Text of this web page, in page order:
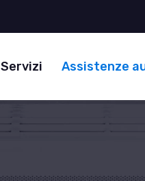
Servizi Assistenze